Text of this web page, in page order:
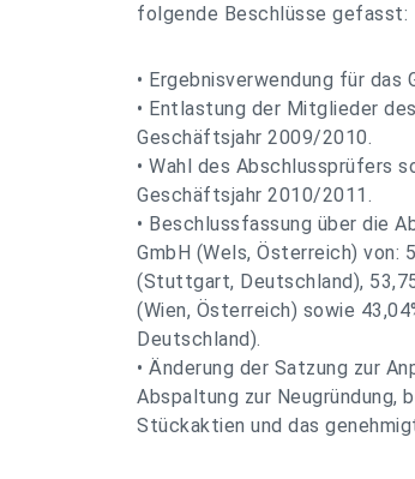
folgende Beschlüsse gefasst:
• Ergebnisverwendung für
• Entlastung der Mitglieder
Geschäftsjahr 2009/2010.
• Wahl des Abschlussprüfers
Geschäftsjahr 2010/2011.
• Beschlussfassung über die
GmbH (Wels, Österreich) von:
(Stuttgart, Deutschland),
(Wien, Österreich) sowie
Deutschland).
• Änderung der Satzung zur
Abspaltung zur Neugründung,
Stückaktien und das